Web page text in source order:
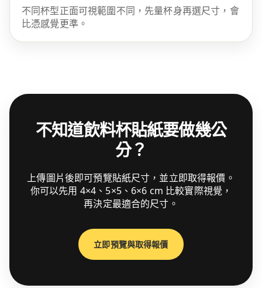
不同杯型正面可視範圍不同，先量杯身再選尺寸，會
比憑感覺更準。
不知道飲料杯貼紙要做幾公
分？
上傳圖片後即可預覽貼紙尺寸，並立即取得報價。
你可以先用 4×4、5×5、6×6 cm 比較實際視覺，
再決定最適合的尺寸。
立即預覽與取得報價